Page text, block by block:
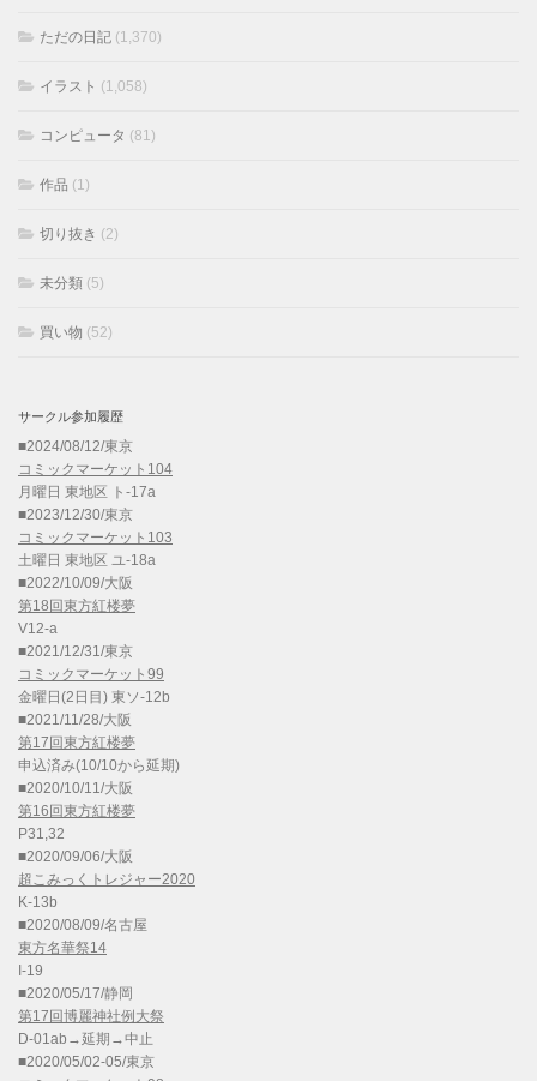
ただの日記 (1,370)
イラスト (1,058)
コンピュータ (81)
作品 (1)
切り抜き (2)
未分類 (5)
買い物 (52)
サークル参加履歴
■2024/08/12/東京
コミックマーケット104
月曜日 東地区 ト-17a
■2023/12/30/東京
コミックマーケット103
土曜日 東地区 ユ-18a
■2022/10/09/大阪
第18回東方紅楼夢
V12-a
■2021/12/31/東京
コミックマーケット99
金曜日(2日目) 東ソ-12b
■2021/11/28/大阪
第17回東方紅楼夢
申込済み(10/10から延期)
■2020/10/11/大阪
第16回東方紅楼夢
P31,32
■2020/09/06/大阪
超こみっくトレジャー2020
K-13b
■2020/08/09/名古屋
東方名華祭14
I-19
■2020/05/17/静岡
第17回博麗神社例大祭
D-01ab→延期→中止
■2020/05/02-05/東京